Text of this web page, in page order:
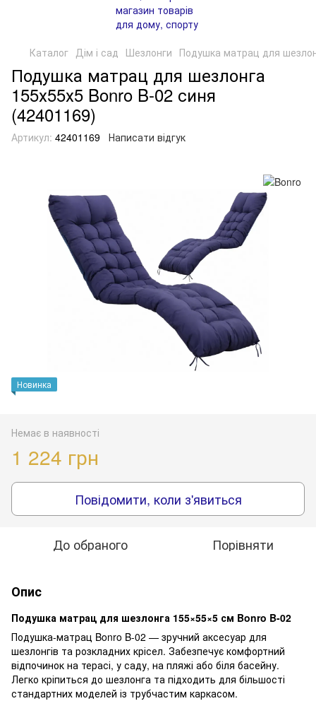
Каталог Дім і сад Шезлонги Подушка матрац для
Подушка матрац для шезлонга
155х55х5 Bonro B-02 синя
(42401169)
Артикул: 42401169 Написати відгук
Новинка
Немає в наявності
1 224 грн
Повідомити, коли з'явиться
До обраного Порівняти
Опис
Подушка матрац для шезлонга 155×55×5 см Bonro B-02
Подушка-матрац Bonro B-02 — зручний аксесуар для
шезлонгів та розкладних крісел. Забезпечує комфортний
відпочинок на терасі, у саду, на пляжі або біля басейну.
Легко кріпиться до шезлонга та підходить для більшості
стандартних моделей із трубчастим каркасом.